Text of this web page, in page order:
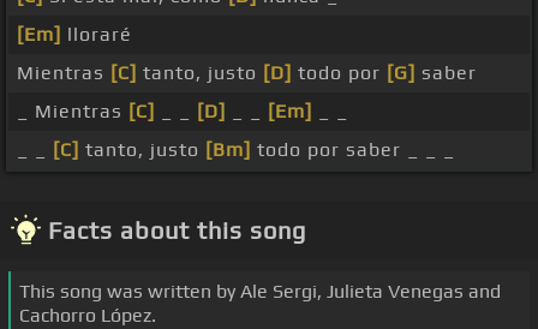
[Em] lloraré
Mientras [C] tanto, justo [D] todo por [G] saber
_ Mientras [C] [D] [Em]
[C] tanto, justo [Bm] todo por saber _ _ _
Facts about this song
This song was written by Ale Sergi, Julieta Venegas and
Cachorro López.